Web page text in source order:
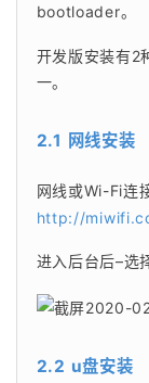
bootloader。
开发版安装有2
一。
2.1 网线安装
http://
进入后台后–选
2.2 u盘安装